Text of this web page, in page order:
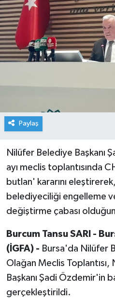
Paylaş
Nilüfer Belediye Başkanı
ayı meclis toplantısında
butlan' kararını
belediyeciliği engelleme
değiştirme çabası
Burcum Tansu SARI -
(İGFA) - Bursa'da Nilüfer
Olağan Meclis
Başkanı Şadi Özdemir'in
gerçekleştirildi.